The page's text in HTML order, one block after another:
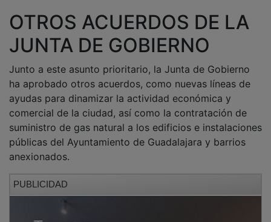
OTROS ACUERDOS DE LA
JUNTA DE GOBIERNO
ha aprobado otros acuerdos, como nuevas líneas de
ayudas para dinamizar la actividad económica y
comercial de la ciudad, así como la contratación de
suministro de gas natural a los edificios e instalaciones
públicas del Ayuntamiento de Guadalajara y barrios
anexionados.
Asimismo, se han autorizado distintas licencias
urbanísticas a particulares y también para la